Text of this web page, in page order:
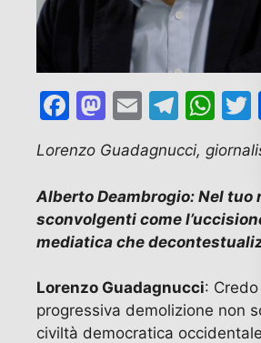
F
c
e
b
o
o
k
M
a
st
o
d
o
n
E
ai
l
T
el
e
gr
a
m
W
h
at
s
A
p
p
w
Lorenzo Guadagnucci,
Alberto Deambrogio: Nel tuo
sconvolgenti come
mediatica che
Lorenzo Guadagnucci:
progressiva demolizione non
civiltà democratica